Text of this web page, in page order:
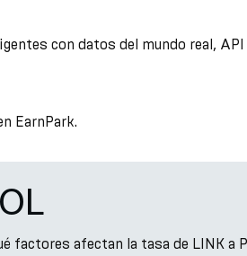
con datos del mundo real,
EarnPark.
factores afectan la tasa de LINK a